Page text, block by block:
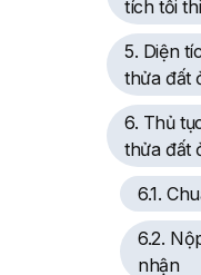
tích tối
ở tại
5. Diện
thửa đất
năm
6. Thủ
thửa đất
6.1.
6.2.
nhận